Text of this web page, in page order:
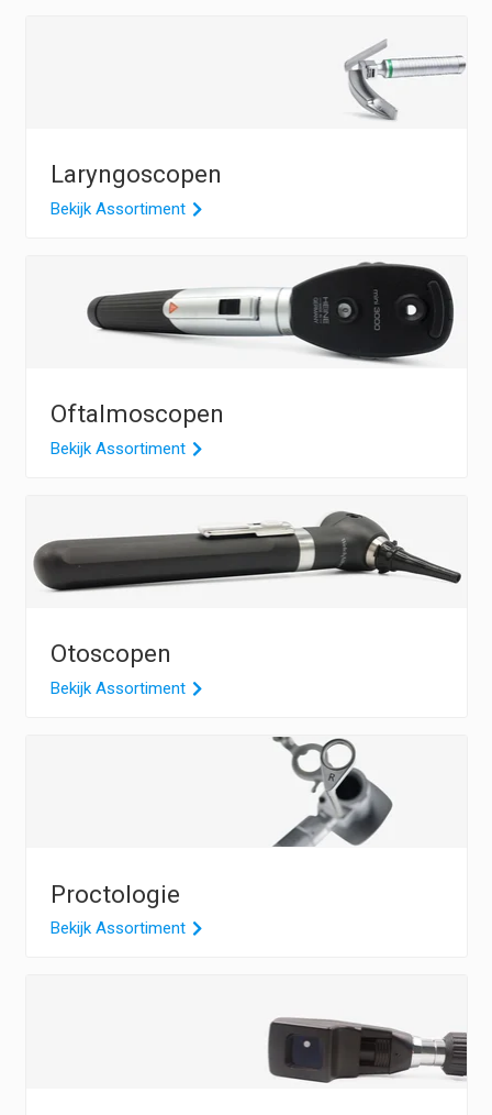
Laryngoscopen
Bekijk Assortiment
Oftalmoscopen
Bekijk Assortiment
Otoscopen
Bekijk Assortiment
Proctologie
Bekijk Assortiment